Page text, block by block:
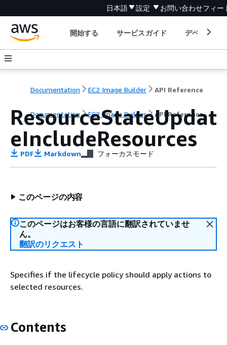
日本語 設定 お問い合わせフィー
開始する サービスガイド デベロッパ
Documentation EC2 Image Builder API Reference
Documentation EC2 Image Builder API Reference
ResourceStateUpdat
eIncludeResources
PDF Markdown フォーカスモード
このページの内容
このページはお客様の言語に翻訳されていませ
ん。
翻訳のリクエスト
Specifies if the lifecycle policy should apply actions to
selected resources.
Contents